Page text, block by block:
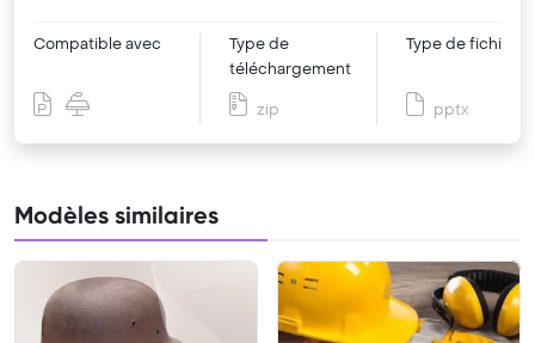
Compatible avec
Type de
téléchargement
zip
Type de fichier
pptx
Modèles similaires